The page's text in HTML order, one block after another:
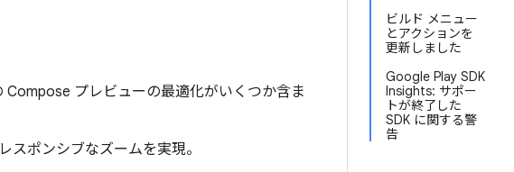
ビルド メニュー
とアクションを
更新しました
Google Play SDK
Insights: サポー
トが終了した
SDK に関する警
告
プレビューの最適化がいくつか含ま
スポンシブなズームを実現。